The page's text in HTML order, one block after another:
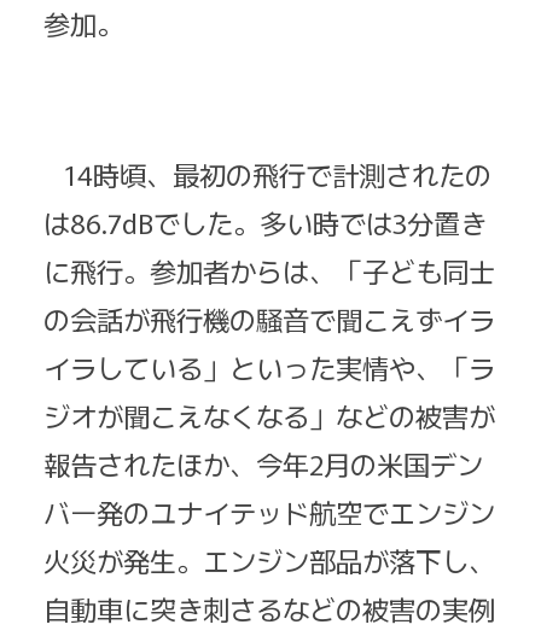
参加。
14時頃、最初の飛行で計測されたの
は86.7dBでした。多い時では3分置き
に飛行。参加者からは、「子ども同士
の会話が飛行機の騒音で聞こえずイラ
イラしている」といった実情や、「ラ
ジオが聞こえなくなる」などの被害が
報告されたほか、今年2月の米国デン
バー発のユナイテッド航空でエンジン
火災が発生。エンジン部品が落下し、
自動車に突き刺さるなどの被害の実例